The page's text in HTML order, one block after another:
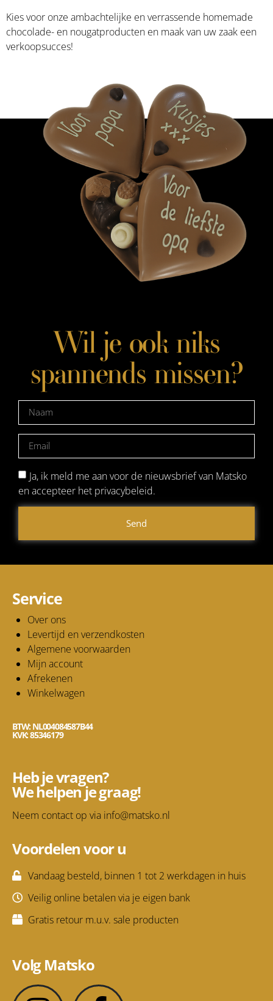
Kies voor onze ambachtelijke en verrassende homemade
chocolade- en nougatproducten en maak van uw zaak een
verkoopsucces!
Wil je ook niks
spannends missen?
Ja, ik meld me aan voor de nieuwsbrief van Matsko
en accepteer het privacybeleid.
Send
Service
Over ons
Levertijd en verzendkosten
Algemene voorwaarden
Mijn account
Afrekenen
Winkelwagen
BTW: NL004084587B44
KVK: 85346179
Heb je vragen?
We helpen je graag!
Neem contact op via info@matsko.nl
Voordelen voor u
Vandaag besteld, binnen 1 tot 2 werkdagen in huis
Veilig online betalen via je eigen bank
Gratis retour m.u.v. sale producten
Volg Matsko